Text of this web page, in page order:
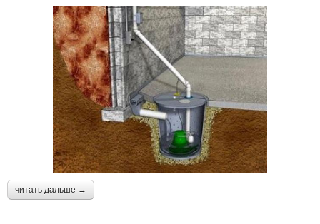
читать дальше →